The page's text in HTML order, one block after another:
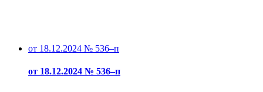
от 18.12.2024 № 536–п
от 18.12.2024 № 536–п